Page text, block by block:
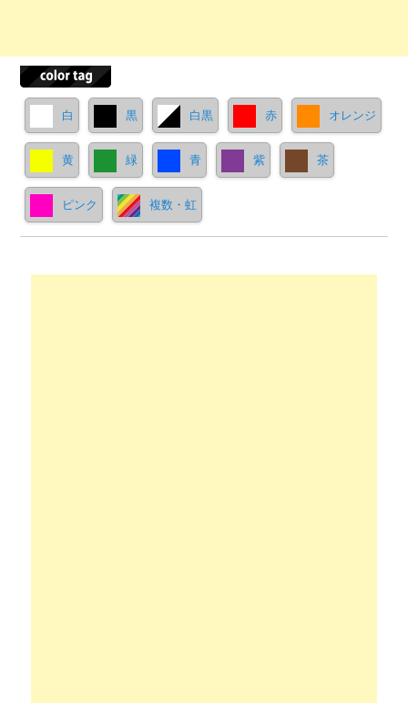
白 黒 白黒 赤 オレンジ
黄 緑 青 紫 茶
ピンク 複数・虹